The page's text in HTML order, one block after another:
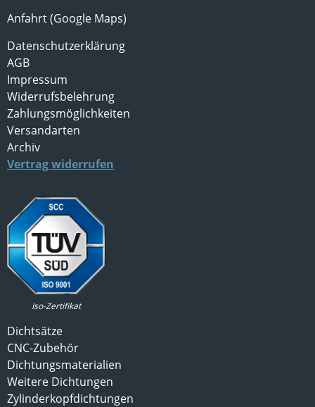
Anfahrt (Google Maps)
Datenschutzerklärung
AGB
Impressum
Widerrufsbelehrung
Zahlungsmöglichkeiten
Versandarten
Archiv
Vertrag widerrufen
Iso-Zertifikat
Dichtsätze
CNC-Zubehör
Dichtungsmaterialien
Weitere Dichtungen
Zylinderkopfdichtungen